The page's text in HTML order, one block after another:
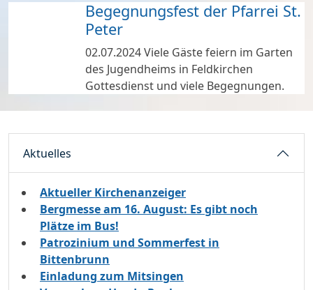
Begegnungsfest der Pfarrei St.
Peter
02.07.2024Viele Gäste feiern im Garten
des Jugendheims in Feldkirchen
Gottesdienst und viele Begegnungen.
Aktuelles
Aktueller Kirchenanzeiger
Bergmesse am 16. August: Es gibt noch
Plätze im Bus!
Patrozinium und Sommerfest in
Bittenbrunn
Einladung zum Mitsingen